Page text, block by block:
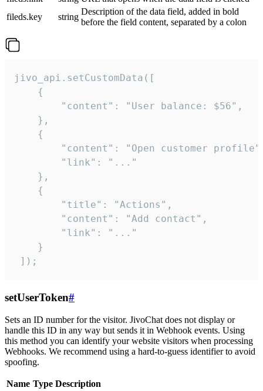
fileds.key
string
Description of the data field, added in bold
before the field content, separated by a colon
jivo_api.setCustomData([
    {
        "content": "User balance: $56",
    },
    {
"content": "Open customer
        "link": "..."
    },
    {
        "title": "Actions",
        "content": "Add contact",
        "link": "..."
    }
]);
setUserToken#
Sets an ID number for the visitor. JivoChat does not display or
handle this ID in any way but sends it in Webhook events. Using
this method you can identify your website visitors when processing
Webhooks. We recommend using a hard-to-guess identifier to avoid
spoofing.
Name Type Description